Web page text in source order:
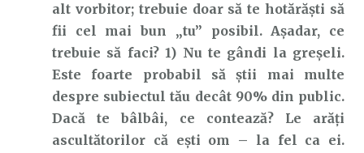
alt vorbitor; trebuie doar să te hotărăști să
fii cel mai bun „tu” posibil. Așadar, ce
trebuie să faci? 1) Nu te gândi la greșeli.
Este foarte probabil să știi mai multe
despre subiectul tău decât 90% din public.
Dacă te bâlbâi, ce contează? Le arăți
ascultătorilor că ești om – la fel ca ei.